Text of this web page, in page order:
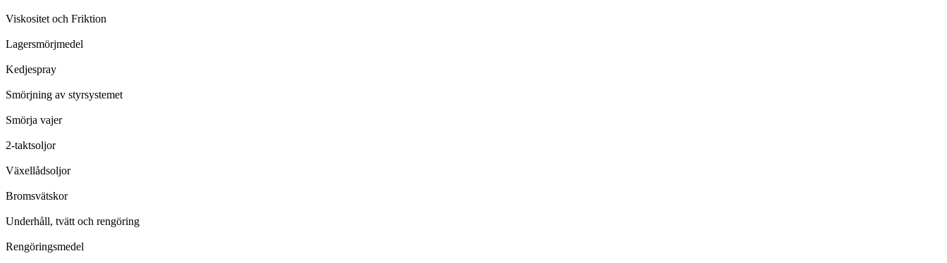
Viskositet och Friktion
Lagersmörjmedel
Kedjespray
Smörjning av styrsystemet
Smörja vajer
2-taktsoljor
Växellådsoljor
Bromsvätskor
Underhåll, tvätt och rengöring
Rengöringsmedel